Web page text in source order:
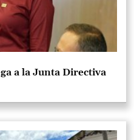
a la Junta Directiva